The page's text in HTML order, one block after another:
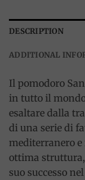
DESCRIPTION
ADDITIONAL
Il pomodoro
in tutto il
esaltare dalla
di una serie di
mediterranero e
ottima struttura,
suo successo